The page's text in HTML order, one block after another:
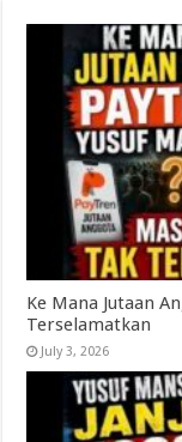
Ke Mana Jutaan
Terselamatkan
July 3, 2026